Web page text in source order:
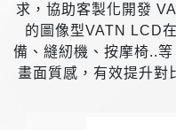
求，協助客製化開發
的圖像型VATN LCD
備、縫紉機、按摩椅..
畫面質感，有效提升對